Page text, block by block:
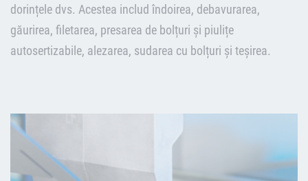
dorințele dvs. Acestea includ îndoirea, debavurarea,
găurirea, filetarea, presarea de bolțuri și piulițe
autosertizabile, alezarea, sudarea cu bolțuri și teşirea.